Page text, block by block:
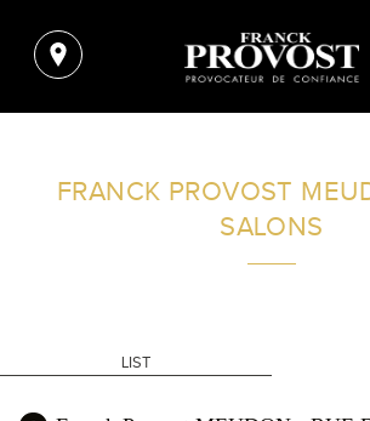
FRANCK PROVOST
SALONS
LIST